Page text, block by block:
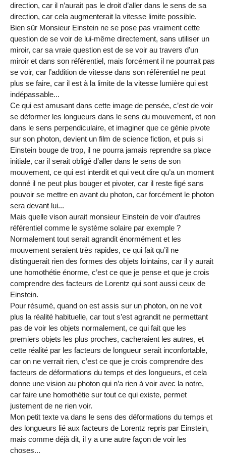
direction, car il n’aurait pas le droit d’aller dans le sens de sa
direction, car cela augmenterait la vitesse limite possible.
Bien sûr Monsieur Einstein ne se pose pas vraiment cette
question de se voir de lui-même directement, sans utiliser un
miroir, car sa vraie question est de se voir au travers d’un
miroir et dans son référentiel, mais forcément il ne pourrait pas
se voir, car l’addition de vitesse dans son référentiel ne peut
plus se faire, car il est à la limite de la vitesse lumière qui est
indépassable...
Ce qui est amusant dans cette image de pensée, c’est de voir
se déformer les longueurs dans le sens du mouvement, et non
dans le sens perpendiculaire, et imaginer que ce génie pivote
sur son photon, devient un film de science fiction, et puis si
Einstein bouge de trop, il ne pourra jamais reprendre sa place
initiale, car il serait obligé d’aller dans le sens de son
mouvement, ce qui est interdit et qui veut dire qu’a un moment
donné il ne peut plus bouger et pivoter, car il reste figé sans
pouvoir se mettre en avant du photon, car forcément le photon
sera devant lui...
Mais quelle vison aurait monsieur Einstein de voir d’autres
référentiel comme le système solaire par exemple ?
Normalement tout serait agrandit énormément et les
mouvement seraient très rapides, ce qui fait qu’il ne
distinguerait rien des formes des objets lointains, car il y aurait
une homothétie énorme, c’est ce que je pense et que je crois
comprendre des facteurs de Lorentz qui sont aussi ceux de
Einstein.
Pour résumé, quand on est assis sur un photon, on ne voit
plus la réalité habituelle, car tout s’est agrandit ne permettant
pas de voir les objets normalement, ce qui fait que les
premiers objets les plus proches, cacheraient les autres, et
cette réalité par les facteurs de longueur serait inconfortable,
car on ne verrait rien, c’est ce que je crois comprendre des
facteurs de déformations du temps et des longueurs, et cela
donne une vision au photon qui n’a rien à voir avec la notre,
car faire une homothétie sur tout ce qui existe, permet
justement de ne rien voir.
Mon petit texte va dans le sens des déformations du temps et
des longueurs lié aux facteurs de Lorentz repris par Einstein,
mais comme déjà dit, il y a une autre façon de voir les
choses...